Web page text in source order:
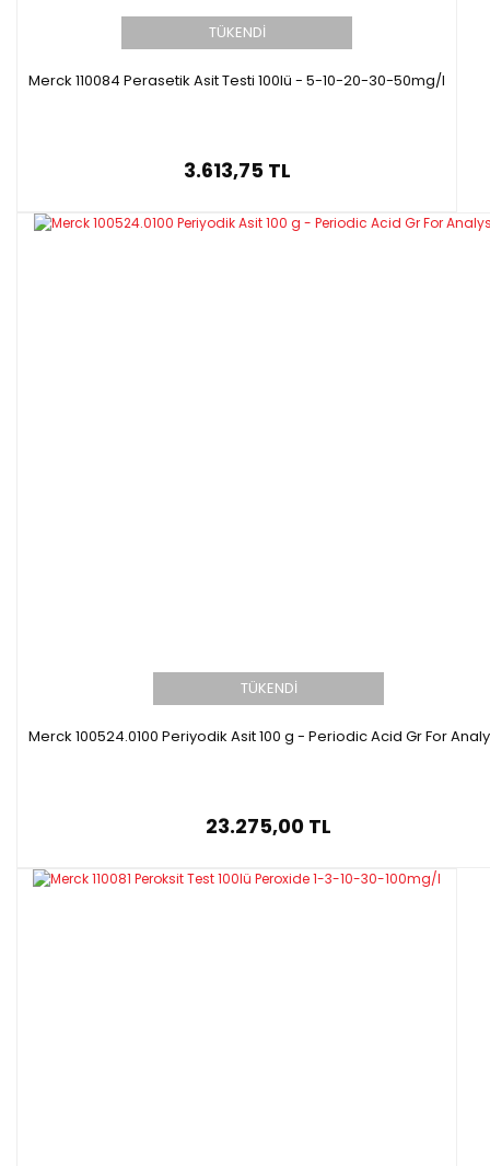
TÜKENDİ
Merck 110084 Perasetik Asit Testi 100lü - 5-10-20-30-50mg/l
3.613,75 TL
TÜKENDİ
Merck 100524.0100 Periyodik Asit 100 g - Periodic Acid Gr For
23.275,00 TL